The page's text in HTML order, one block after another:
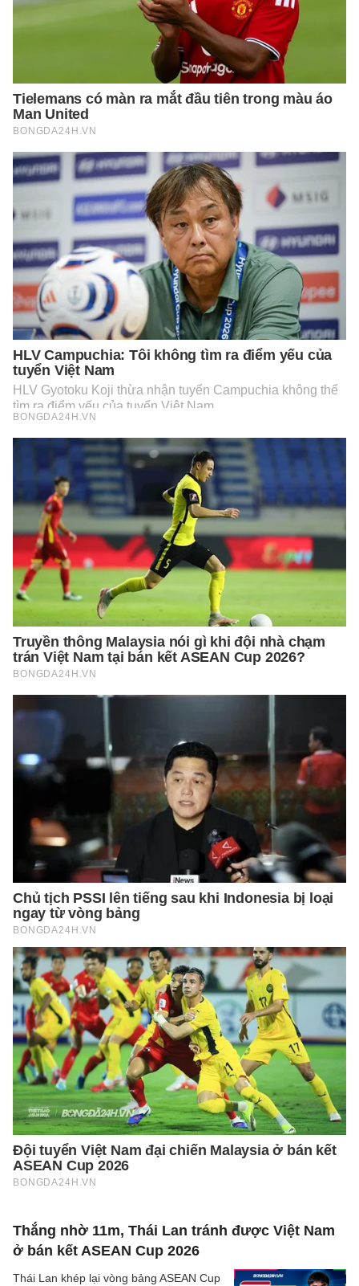
Thắng nhờ 11m, Thái Lan tránh được Việt Nam
ở bán kết ASEAN Cup 2026
Thái Lan khép lại vòng bảng ASEAN Cup